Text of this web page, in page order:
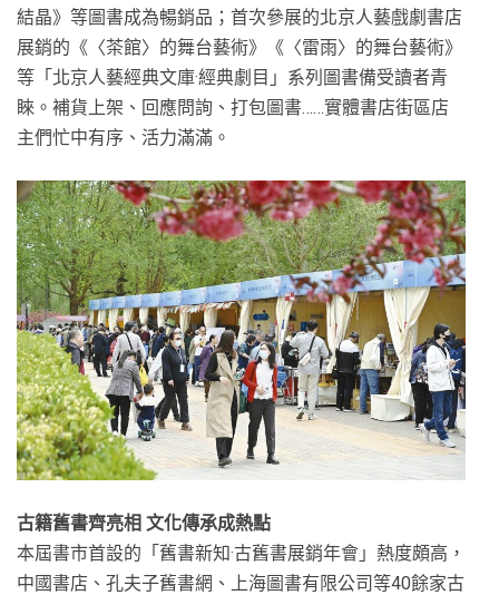
結晶》等圖書成為暢銷品；首次參展的北京人藝戲劇書店
展銷的《〈茶館〉的舞台藝術》《〈雷雨〉的舞台藝術》
等「北京人藝經典文庫·經典劇目」系列圖書備受讀者青
睞。補貨上架、回應問詢、打包圖書……實體書店街區店
主們忙中有序、活力滿滿。
古籍舊書齊亮相 文化傳承成熱點
本屆書市首設的「舊書新知·古舊書展銷年會」熱度頗高，
中國書店、孔夫子舊書網、上海圖書有限公司等40餘家古